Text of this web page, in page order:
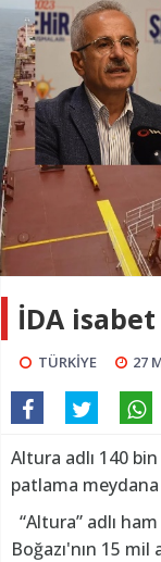
İDA
TÜRKİYE 27
Altura adlı 140
patlama
“Altura” adlı
Boğazı'nın 15 mil